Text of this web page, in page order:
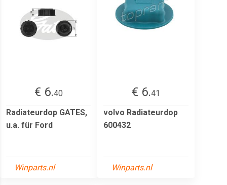
€ 6.40
Radiateurdop GATES,
u.a. für Ford
Winparts.nl
€ 6.41
volvo Radiateurdop
600432
Winparts.nl